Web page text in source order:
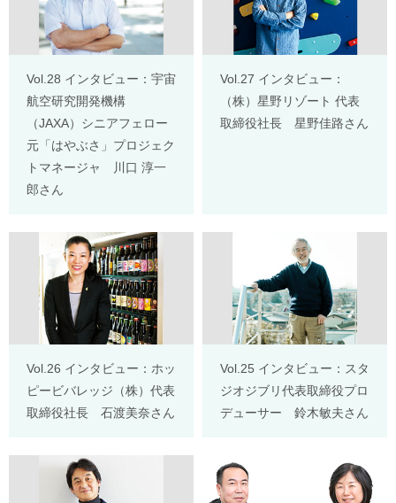
Vol.28 インタビュー：宇宙
航空研究開発機構
（JAXA）シニアフェロー
元「はやぶさ」プロジェク
トマネージャ 川口 淳一
郎さん
Vol.27 インタビュー：
（株）星野リゾート 代表
取締役社長 星野佳路さん
Vol.26 インタビュー：ホッ
ピービバレッジ（株）代表
取締役社長 石渡美奈さん
Vol.25 インタビュー：スタ
ジオジブリ代表取締役プロ
デューサー 鈴木敏夫さん